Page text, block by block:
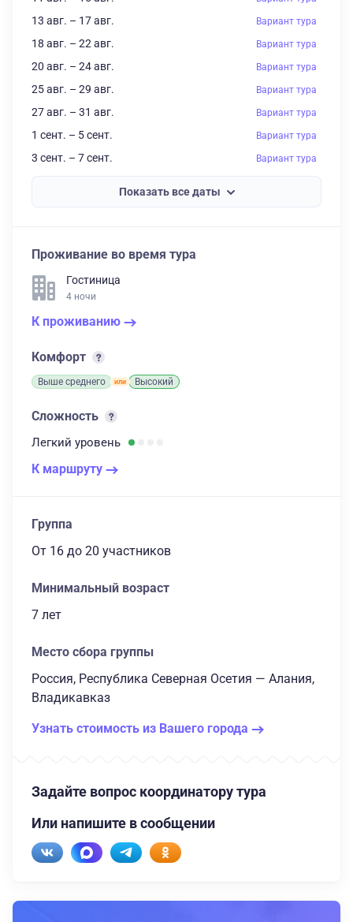
13 авг. – 17 авг. Вариант тура
18 авг. – 22 авг. Вариант тура
20 авг. – 24 авг. Вариант тура
25 авг. – 29 авг. Вариант тура
27 авг. – 31 авг. Вариант тура
1 сент. – 5 сент. Вариант тура
3 сент. – 7 сент. Вариант тура
Показать все даты
Проживание во время тура
Гостиница
4 ночи
К проживанию
Комфорт
Выше среднего Высокий
Сложность
Легкий уровень
К маршруту
Группа
От 16 до 20 участников
Минимальный возраст
7 лет
Место сбора группы
Россия, Республика Северная Осетия — Алания,
Владикавказ
Узнать стоимость из Вашего города
Задайте вопрос координатору тура
Или напишите в сообщении